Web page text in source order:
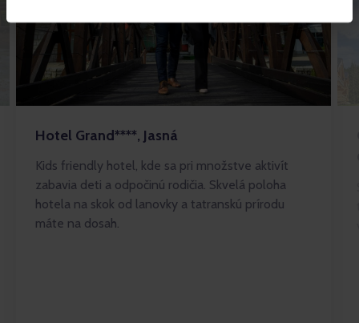
Hotel Grand****, Jasná
Kids friendly hotel, kde sa pri množstve aktivít
zabavia deti a odpočinú rodičia. Skvelá poloha
hotela na skok od lanovky a tatranskú prírodu
máte na dosah.